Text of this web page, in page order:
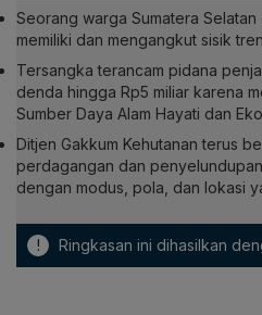
Seorang warga Sumatera
memiliki dan mengangkut sisik
Tersangka terancam pidana
denda hingga Rp5 miliar karena
Sumber Daya Alam Hayati dan
Ditjen Gakkum Kehutanan terus
perdagangan dan
dengan modus, pola, dan lokasi
! Ringkasan ini dihasilkan